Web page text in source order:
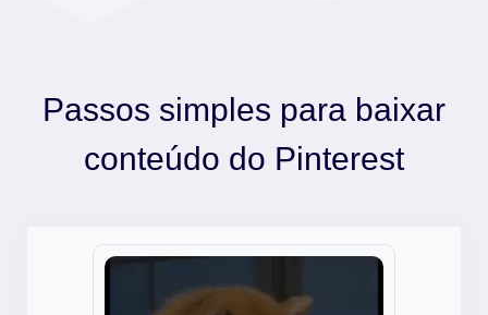
Passos simples para baixar
conteúdo do Pinterest